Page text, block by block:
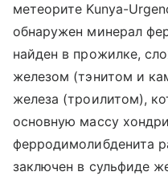
метеорите Kunya-
обнаружен минерал
найден в прожилке,
железом (тэнитом и
железа (троилитом),
основную массу
ферродимолибденита
заключен в сульфиде